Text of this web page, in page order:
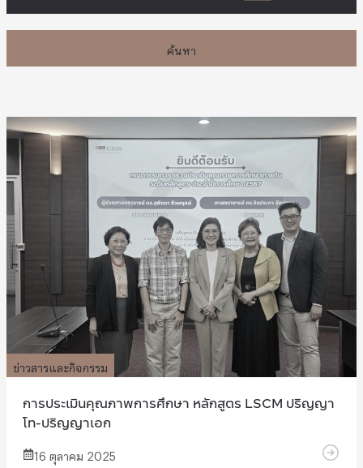
ค้นหา
ข่าวสารและกิจกรรม
การประเมินคุณภาพการศึกษา หลักสูตร LSCM ปริญญา
โท-ปริญญาเอก
16 ตุลาคม 2025